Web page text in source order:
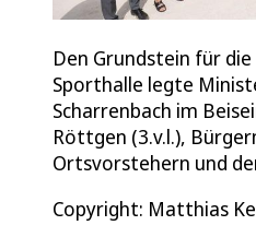
Den Grundstein für
Sporthalle legte
Scharrenbach im
Röttgen (3.v.l.),
Ortsvorstehern und
Copyright: Matthias